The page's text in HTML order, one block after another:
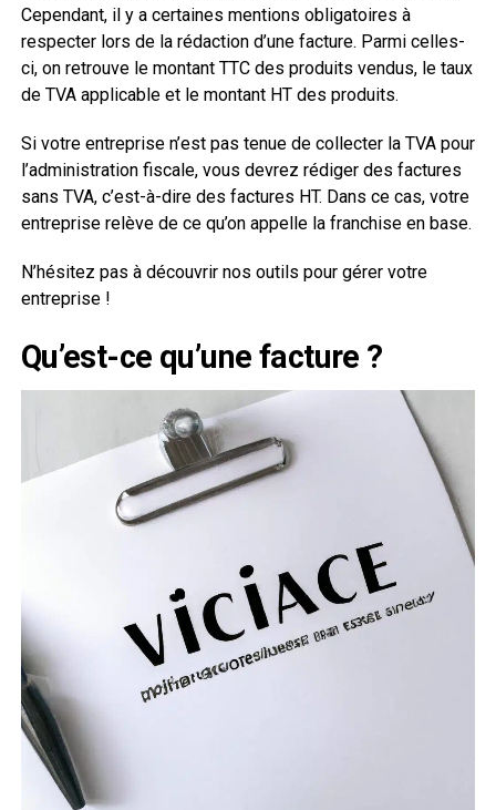
Cependant, il y a certaines mentions obligatoires à
respecter lors de la rédaction d’une facture. Parmi celles-
ci, on retrouve le montant TTC des produits vendus, le taux
de TVA applicable et le montant HT des produits.
Si votre entreprise n’est pas tenue de collecter la TVA pour
l’administration fiscale, vous devrez rédiger des factures
sans TVA, c’est-à-dire des factures HT. Dans ce cas, votre
entreprise relève de ce qu’on appelle la franchise en base.
N’hésitez pas à découvrir nos outils pour gérer votre
entreprise !
Qu’est-ce qu’une facture ?